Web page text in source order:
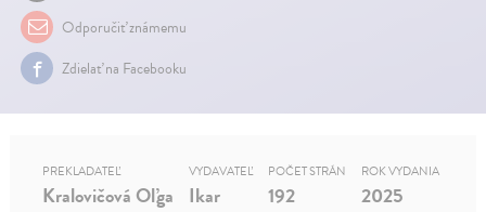
Odporučiť známemu
Zdielať na Facebooku
PREKLADATEĽ
Kralovičová Oľga
VYDAVATEĽ
Ikar
POČET STRÁN
192
ROK VYDANIA
2025